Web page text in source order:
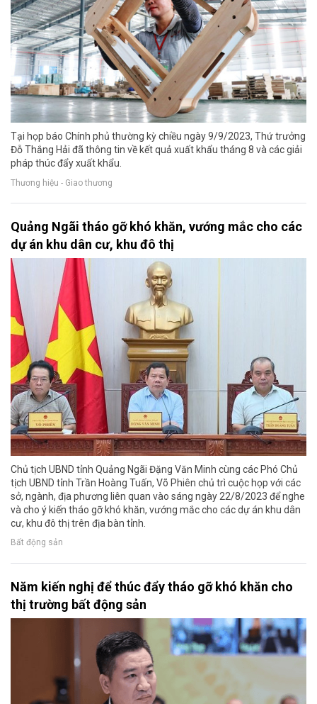
Tại họp báo Chính phủ thường kỳ chiều ngày 9/9/2023, Thứ trưởng
Đỗ Thắng Hải đã thông tin về kết quả xuất khẩu tháng 8 và các giải
pháp thúc đẩy xuất khẩu.
Thương hiệu - Giao thương
Quảng Ngãi tháo gỡ khó khăn, vướng mắc cho các
dự án khu dân cư, khu đô thị
Chủ tịch UBND tỉnh Quảng Ngãi Đặng Văn Minh cùng các Phó Chủ
tịch UBND tỉnh Trần Hoàng Tuấn, Võ Phiên chủ trì cuộc họp với các
sở, ngành, địa phương liên quan vào sáng ngày 22/8/2023 để nghe
và cho ý kiến tháo gỡ khó khăn, vướng mắc cho các dự án khu dân
cư, khu đô thị trên địa bàn tỉnh.
Bất động sản
Năm kiến nghị để thúc đẩy tháo gỡ khó khăn cho
thị trường bất động sản